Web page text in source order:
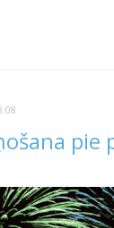
pie